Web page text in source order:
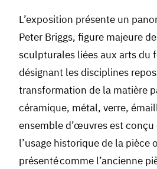
L’exposition présente un
Peter Briggs, figure majeure
sculpturales liées aux arts du
désignant les disciplines
transformation de la matière
céramique, métal, verre,
ensemble d’œuvres est conçu
l’usage historique de la pièce
présenté comme l’ancienne